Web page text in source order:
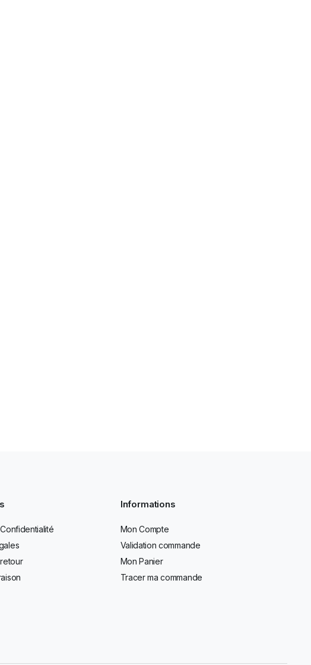
Informations
Mon Compte
Validation commande
Mon Panier
Tracer ma commande